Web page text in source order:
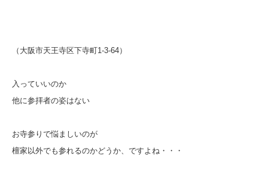
（大阪市天王寺区下寺町1-3-64）
入っていいのか
他に参拝者の姿はない
お寺参りで悩ましいのが
檀家以外でも参れるのかどうか、ですよね・・・